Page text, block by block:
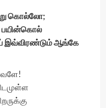
கொல்லோ;
பயின்கொல்
ஆங்கே